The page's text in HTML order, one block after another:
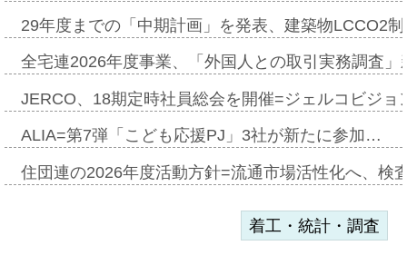
29年度までの「中期計画」を発表、建築物LCCO2
全宅連2026年度事業、「外国人との取引実務調査
JERCO、18期定時社員総会を開催=ジェルコビジ
ALIA=第7弾「こども応援PJ」3社が新たに参加…
住団連の2026年度活動方針=流通市場活性化へ、検
着工・統計・調査